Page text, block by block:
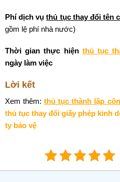
Phí dịch vụthủ tục thay đổi tên
gồm lệ phí nhà nước)
Thời gian thực hiện thủ tục
ngày làm việc
Lời kết
Xem thêm:thủ tục thành lập
thủ tục thay đổi giấy phép kinh
ty bảo vệ